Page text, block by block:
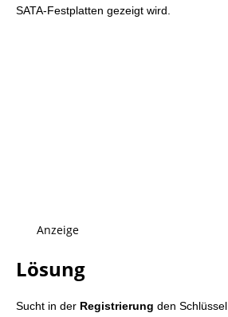
SATA-Festplatten gezeigt wird.
Anzeige
Lösung
Sucht in der Registrierung den Schlüssel